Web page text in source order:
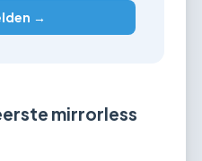
→
mirrorless